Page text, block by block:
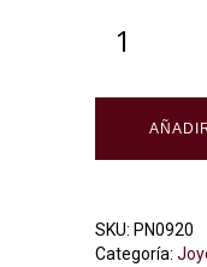
SKU: PN0920
Categoría: